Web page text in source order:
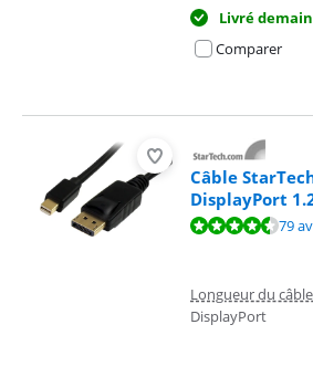
Livré demain
Comparer
Câble
DisplayPort
La note est de 9,3 sur 10, basée sur 79 avis.
79
Longueur du
DisplayPort